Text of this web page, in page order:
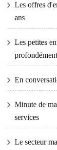
Les offres
ans
Les petites
En
Minute de
services
Le secteur